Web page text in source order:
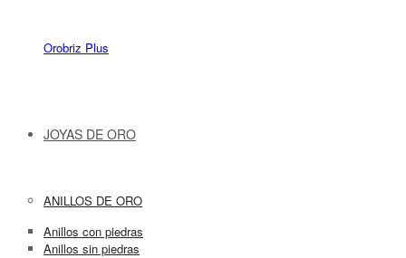
Orobriz Plus
JOYAS DE ORO
ANILLOS DE ORO
Anillos con piedras
Anillos sin piedras